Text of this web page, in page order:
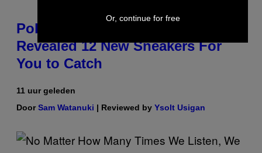
Pokemon and Adidas Just
Revealed 12 New Sneakers For
You to Catch
11 uur geleden
DoorSam Watanuki | Reviewed by Ysolt Usigan
Or, continue for free